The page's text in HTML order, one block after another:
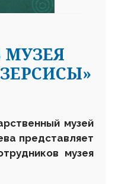
МУЗЕЯ
музей
представляет
музея